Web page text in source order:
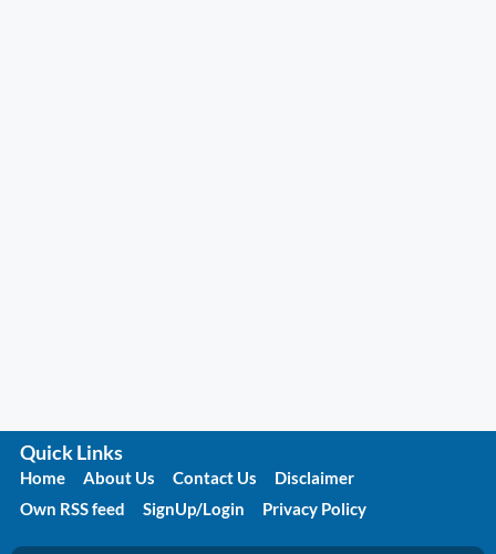
Quick Links
Home About Us Contact Us
Disclaimer
Own RSS feed
SignUp/Login Privacy Policy